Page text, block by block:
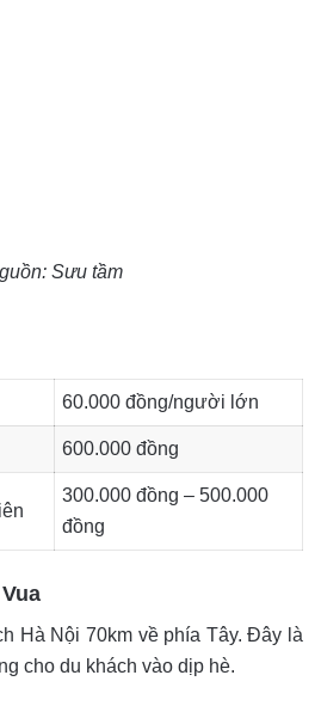
Sưu tầm
60.000 đồng/người lớn
600.000 đồng
300.000 đồng – 500.000
đồng
Hà Nội 70km về phía Tây. Đây là
cho du khách vào dịp hè.